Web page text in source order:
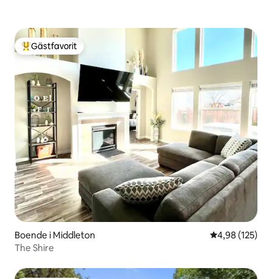
Populär gästfavorit
Gästfavorit
Boende i Middleton 4,98 av 5 i
4,98 (125)
The Shire